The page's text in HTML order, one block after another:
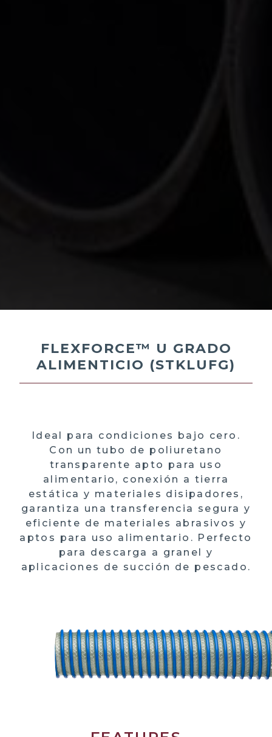
FLEXFORCE™ U GRADO
ALIMENTICIO (STKLUFG)
Ideal para condiciones bajo cero.
Con un tubo de poliuretano
transparente apto para uso
alimentario, conexión a tierra
estática y materiales disipadores,
garantiza una transferencia segura y
eficiente de materiales abrasivos y
aptos para uso alimentario. Perfecto
para descarga a granel y
aplicaciones de succión de pescado.